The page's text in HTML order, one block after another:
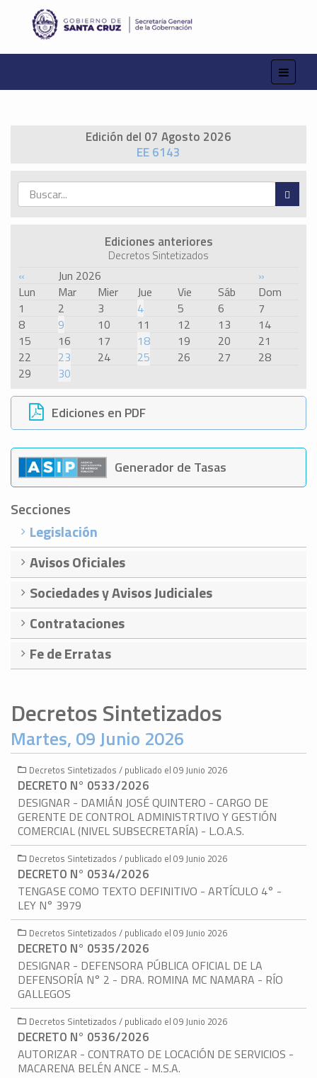
Edición del 07 Agosto 2026
EE 6143
Ediciones anteriores
Decretos Sintetizados
« Jun 2026
»
Lun
Mar Mier Jue Vie Sáb
Dom
1
2 3 4 5 6
7
8
9 10 11 12 13
14
15
16 17 18 19 20
21
22
23 24 25 26 27
28
29
30
Ediciones en PDF
Generador de Tasas
Secciones
Legislación
Avisos Oficiales
Sociedades y Avisos Judiciales
Contrataciones
Fe de Erratas
Decretos Sintetizados
Martes, 09 Junio 2026
Decretos Sintetizados / publicado el 09 Junio 2026
DECRETO N° 0533/2026
DESIGNAR - DAMIÁN JOSÉ QUINTERO - CARGO DE
GERENTE DE CONTROL ADMINISTRTIVO Y GESTIÓN
COMERCIAL (NIVEL SUBSECRETARÍA) - L.O.A.S.
Decretos Sintetizados / publicado el 09 Junio 2026
DECRETO N° 0534/2026
TENGASE COMO TEXTO DEFINITIVO - ARTÍCULO 4° -
LEY N° 3979
Decretos Sintetizados / publicado el 09 Junio 2026
DECRETO N° 0535/2026
DESIGNAR - DEFENSORA PÚBLICA OFICIAL DE LA
DEFENSORÍA N° 2 - DRA. ROMINA MC NAMARA - RÍO
GALLEGOS
Decretos Sintetizados / publicado el 09 Junio 2026
DECRETO N° 0536/2026
AUTORIZAR - CONTRATO DE LOCACIÓN DE SERVICIOS -
MACARENA BELÉN ANCE - M.S.A.